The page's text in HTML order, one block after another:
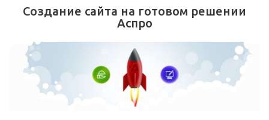
Создание сайта на готовом решении
Аспро